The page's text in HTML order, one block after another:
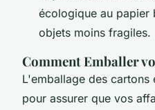
écologique au papier
objets moins fragiles.
Comment Emballer
L'emballage des cartons
pour assurer que vos